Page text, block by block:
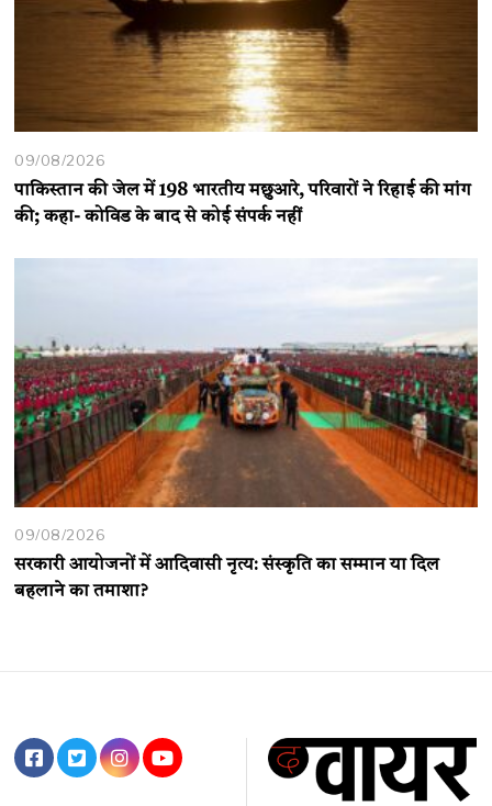
09/08/2026
पाकिस्तान की जेल में 198 भारतीय मछुआरे, परिवारों ने रिहाई की मांग
की; कहा- कोविड के बाद से कोई संपर्क नहीं
09/08/2026
सरकारी आयोजनों में आदिवासी नृत्य: संस्कृति का सम्मान या दिल
बहलाने का तमाशा?